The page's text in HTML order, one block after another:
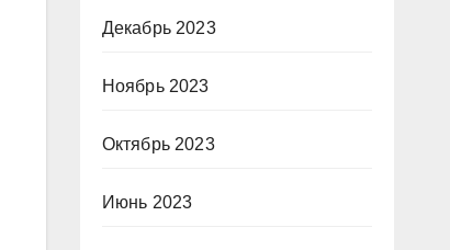
Декабрь 2023
Ноябрь 2023
Октябрь 2023
Июнь 2023